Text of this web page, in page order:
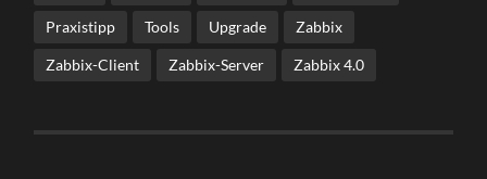
Praxistipp Tools Upgrade Zabbix
Zabbix-Client Zabbix-Server Zabbix 4.0